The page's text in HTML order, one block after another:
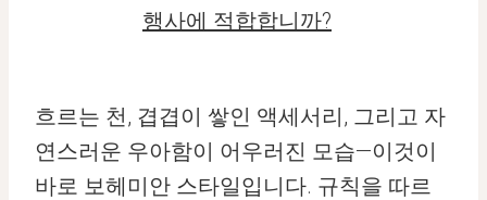
행사에 적합합니까?
흐르는 천, 겹겹이 쌓인 액세서리, 그리고 자
연스러운 우아함이 어우러진 모습—이것이
바로 보헤미안 스타일입니다. 규칙을 따르